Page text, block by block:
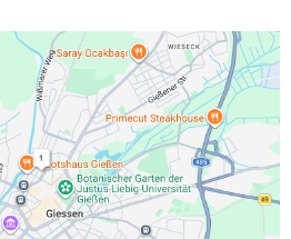
schon dabei?
eintragen
Login